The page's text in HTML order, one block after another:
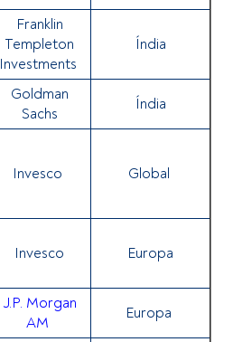
Franklin
Templeton
Investments
Índia
Goldman
Sachs
Índia
Invesco Global
Invesco Europa
J.P. Morgan
AM
Europa